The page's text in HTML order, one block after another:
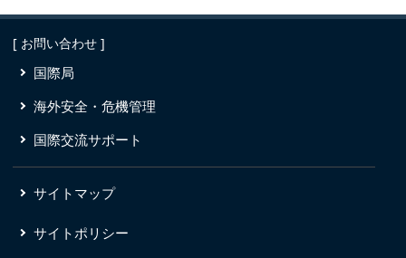
TUAN Topics: 筑波大学TUAN同窓会inマレーシアの
EUXPプロジェクト・リーダーの黒田教授がボーフム
2026.05.06
TUAN Topics: 2026年度 TUAN 留学生と職員の英会
2026.05.01
TUAN Topics: TISSのリクルート用マスコットキャ
[ お問い合わせ ]
国際局
海外安全・危機管理
国際交流サポート
サイトマップ
サイトポリシー